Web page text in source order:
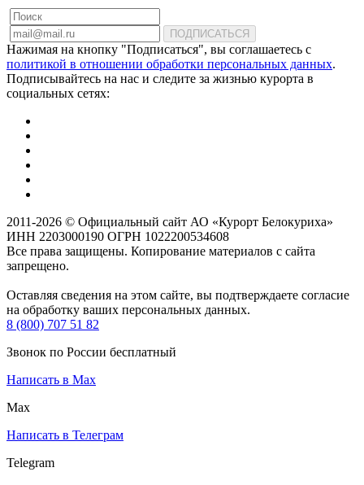
ПОДПИСАТЬСЯ
Нажимая на кнопку "Подписаться", вы соглашаетесь с
политикой в отношении обработки персональных данных.
Подписывайтесь на нас и следите за жизнью курорта в
социальных сетях:
2011-2026 © Официальный сайт АО «Курорт Белокуриха»
ИНН 2203000190 ОГРН 1022200534608
Все права защищены. Копирование материалов с сайта
запрещено.
Оставляя сведения на этом сайте, вы подтверждаете согласие
на обработку ваших персональных данных.
8 (800) 707 51 82
Звонок по России бесплатный
Написать в Max
Max
Написать в Телеграм
Telegram